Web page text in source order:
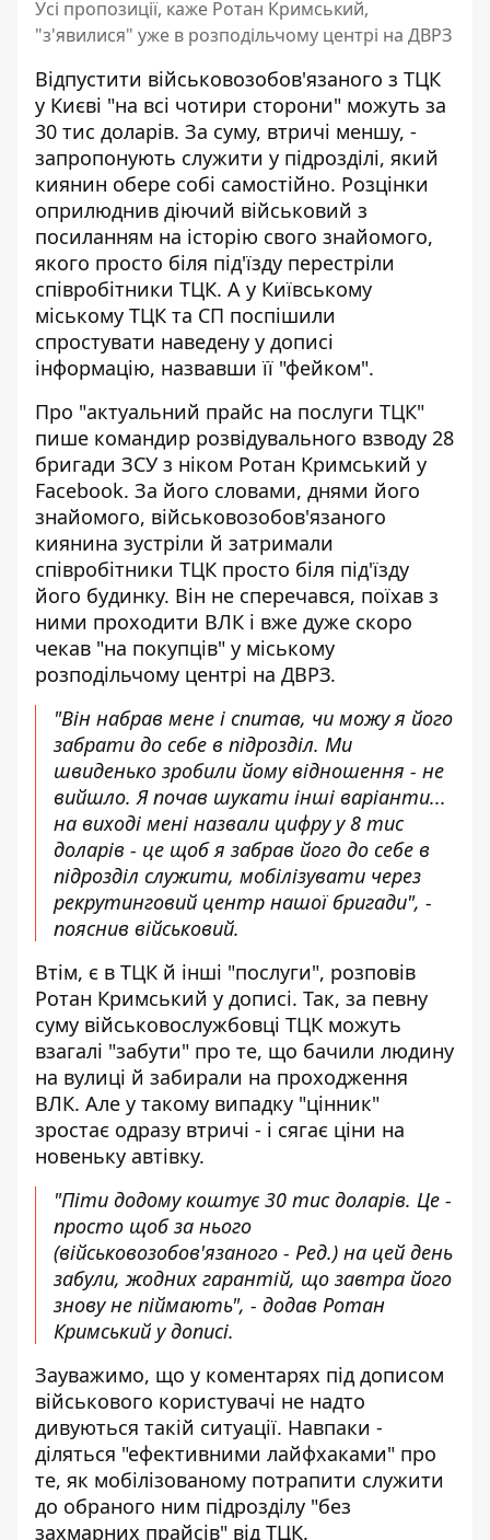
Усі пропозиції, каже Ротан Кримський,
"з'явилися" уже в розподільчому центрі на ДВРЗ
Відпустити військовозобов'язаного з ТЦК
у Києві "на всі чотири сторони" можуть за
30 тис доларів. За суму, втричі меншу, -
запропонують служити у підрозділі, який
киянин обере собі самостійно. Розцінки
оприлюднив діючий військовий з
посиланням на історію свого знайомого,
якого просто біля під'їзду перестріли
співробітники ТЦК. А у Київському
міському ТЦК та СП поспішили
спростувати наведену у дописі
інформацію, назвавши її "фейком".
Про "актуальний прайс на послуги ТЦК"
пише командир розвідувального взводу 28
бригади ЗСУ з ніком Ротан Кримський у
Facebook. За його словами, днями його
знайомого, військовозобов'язаного
киянина зустріли й затримали
співробітники ТЦК просто біля під'їзду
його будинку. Він не сперечався, поїхав з
ними проходити ВЛК і вже дуже скоро
чекав "на покупців" у міському
розподільчому центрі на ДВРЗ.
"Він набрав мене і спитав, чи можу я його
забрати до себе в підрозділ. Ми
швиденько зробили йому відношення - не
вийшло. Я почав шукати інші варіанти...
на виході мені назвали цифру у 8 тис
доларів - це щоб я забрав його до себе в
підрозділ служити, мобілізувати через
рекрутинговий центр нашої бригади", -
пояснив військовий.
Втім, є в ТЦК й інші "послуги", розповів
Ротан Кримський у дописі. Так, за певну
суму військовослужбовці ТЦК можуть
взагалі "забути" про те, що бачили людину
на вулиці й забирали на проходження
ВЛК. Але у такому випадку "цінник"
зростає одразу втричі - і сягає ціни на
новеньку автівку.
"Піти додому коштує 30 тис доларів. Це -
просто щоб за нього
(військовозобов'язаного - Ред.) на цей день
забули, жодних гарантій, що завтра його
знову не піймають", - додав Ротан
Кримський у дописі.
Зауважимо, що у коментарях під дописом
військового користувачі не надто
дивуються такій ситуації. Навпаки -
діляться "ефективними лайфхаками" про
те, як мобілізованому потрапити служити
до обраного ним підрозділу "без
захмарних прайсів" від ТЦК.